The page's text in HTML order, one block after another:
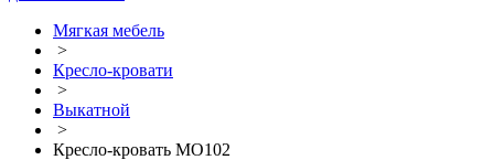
Мягкая мебель
>
Кресло-кровати
>
Выкатной
>
Кресло-кровать МО102